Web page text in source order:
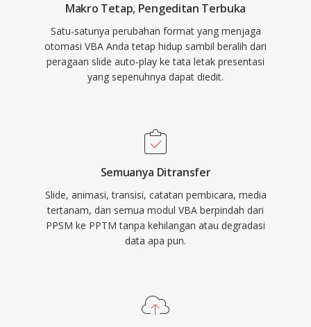
Makro Tetap, Pengeditan Terbuka
Satu-satunya perubahan format yang menjaga
otomasi VBA Anda tetap hidup sambil beralih dari
peragaan slide auto-play ke tata letak presentasi
yang sepenuhnya dapat diedit.
Semuanya Ditransfer
Slide, animasi, transisi, catatan pembicara, media
tertanam, dan semua modul VBA berpindah dari
PPSM ke PPTM tanpa kehilangan atau degradasi
data apa pun.